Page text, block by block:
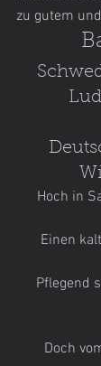
zu gutem
Hoch in
Einen
Pflegend
Doch